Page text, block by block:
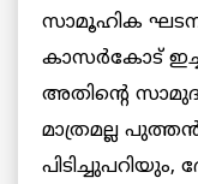
സാമൂഹിക
കാസര്‍കോട്
അതിന്റെ
മാത്രമല്ല